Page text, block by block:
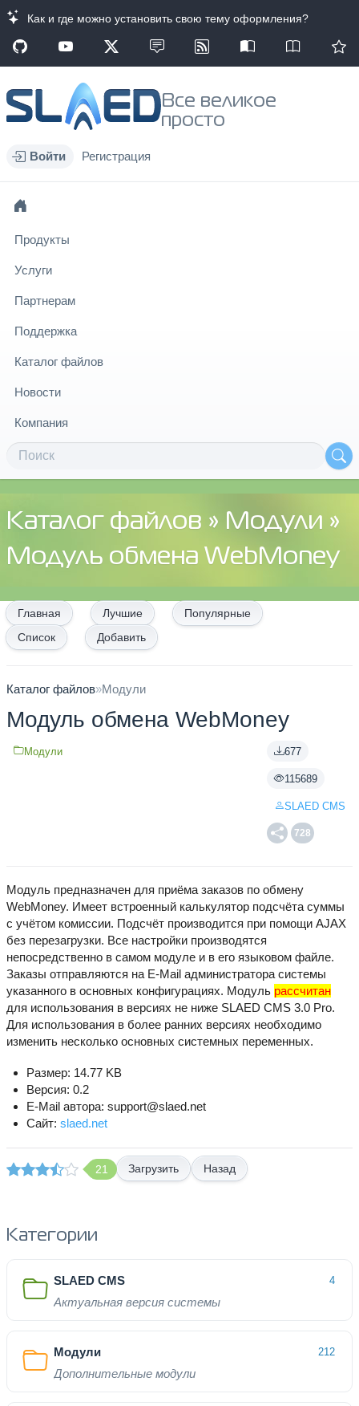
Как и где можно установить свою тему оформления?
Все великое
просто
Войти Регистрация
Продукты
Услуги
Партнерам
Поддержка
Каталог файлов
Новости
Компания
Каталог файлов » Модули »
Модуль обмена WebMoney
Главная Лучшие
Популярные
Список
Добавить
Каталог файлов»Модули
Модуль обмена WebMoney
677
115689
SLAED CMS
728
Модули
Модуль предназначен для приёма заказов по обмену
WebMoney. Имеет встроенный калькулятор подсчёта суммы
с учётом комиссии. Подсчёт производится при помощи AJAX
без перезагрузки. Все настройки производятся
непосредственно в самом модуле и в его языковом файле.
Заказы отправляются на E-Mail администратора системы
указанного в основных конфигурациях. Модуль рассчитан
для использования в версиях не ниже SLAED CMS 3.0 Pro.
Для использования в более ранних версиях необходимо
изменить несколько основных системных переменных.
Размер: 14.77 KB
Версия: 0.2
E-Mail автора: support@slaed.net
Сайт: slaed.net
21 Назад
Категории
SLAED CMS 4
Актуальная версия системы
Модули 212
Дополнительные модули